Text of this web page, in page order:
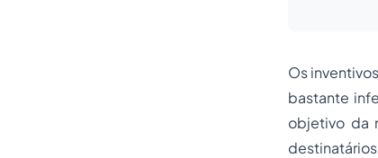
Os
bastante
objetivo da